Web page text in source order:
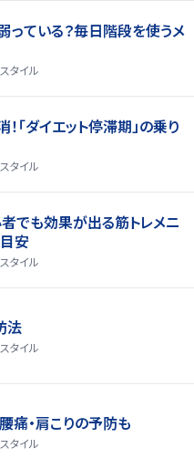
ている？毎日階段を使うメ
タイル
「ダイエット停滞期」の乗り
タイル
でも効果が出る筋トレメニ
安
タイル
法
タイル
痛・肩こりの予防も
タイル